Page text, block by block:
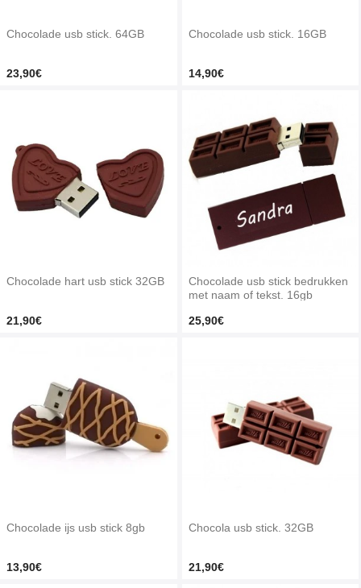
Chocolade usb stick. 64GB
23,90€
Chocolade usb stick. 16GB
14,90€
Chocolade hart usb stick 32GB
21,90€
Chocolade usb stick bedrukken
met naam of tekst. 16gb
25,90€
Chocolade ijs usb stick 8gb
13,90€
Chocola usb stick. 32GB
21,90€